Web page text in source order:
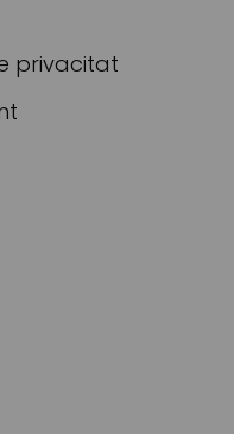
privacitat